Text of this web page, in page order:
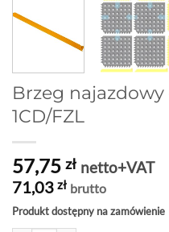
Brzeg najazdowy
1CD/FZL
57,75 zł netto+VAT
71,03 zł brutto
Produkt dostępny na zamówienie